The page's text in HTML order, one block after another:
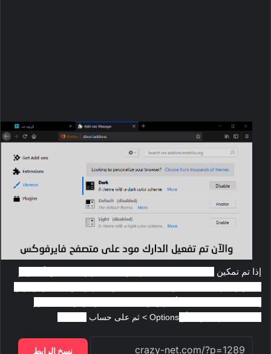
إذا تم تمكين
Options > ثم على حساب
نسخ الرابط